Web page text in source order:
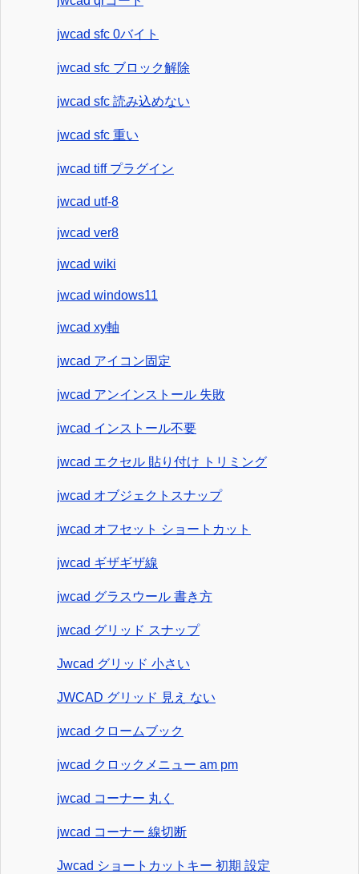
jwcad sfc 0バイト
jwcad sfc ブロック解除
jwcad sfc 読み込めない
jwcad sfc 重い
jwcad tiff プラグイン
jwcad utf-8
jwcad ver8
jwcad wiki
jwcad windows11
jwcad xy軸
jwcad アイコン固定
jwcad アンインストール 失敗
jwcad インストール不要
jwcad エクセル 貼り付け トリミング
jwcad オブジェクトスナップ
jwcad オフセット ショートカット
jwcad ギザギザ線
jwcad グラスウール 書き方
jwcad グリッド スナップ
Jwcad グリッド 小さい
JWCAD グリッド 見え ない
jwcad クロームブック
jwcad クロックメニュー am pm
jwcad コーナー 丸く
jwcad コーナー 線切断
Jwcad ショートカットキー 初期 設定